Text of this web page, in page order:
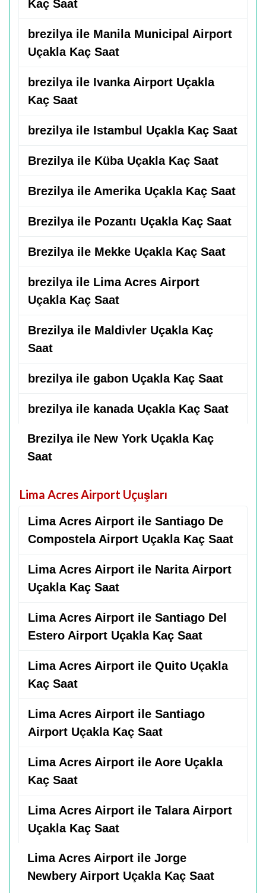
Kaç Saat
brezilya ile Manila Municipal Airport
Uçakla Kaç Saat
brezilya ile Ivanka Airport Uçakla
Kaç Saat
brezilya ile Istambul Uçakla Kaç Saat
Brezilya ile Küba Uçakla Kaç Saat
Brezilya ile Amerika Uçakla Kaç Saat
Brezilya ile Pozantı Uçakla Kaç Saat
Brezilya ile Mekke Uçakla Kaç Saat
brezilya ile Lima Acres Airport
Uçakla Kaç Saat
Brezilya ile Maldivler Uçakla Kaç
Saat
brezilya ile gabon Uçakla Kaç Saat
brezilya ile kanada Uçakla Kaç Saat
Brezilya ile New York Uçakla Kaç
Saat
Lima Acres Airport Uçuşları
Lima Acres Airport ile Santiago De
Compostela Airport Uçakla Kaç Saat
Lima Acres Airport ile Narita Airport
Uçakla Kaç Saat
Lima Acres Airport ile Santiago Del
Estero Airport Uçakla Kaç Saat
Lima Acres Airport ile Quito Uçakla
Kaç Saat
Lima Acres Airport ile Santiago
Airport Uçakla Kaç Saat
Lima Acres Airport ile Aore Uçakla
Kaç Saat
Lima Acres Airport ile Talara Airport
Uçakla Kaç Saat
Lima Acres Airport ile Jorge
Newbery Airport Uçakla Kaç Saat